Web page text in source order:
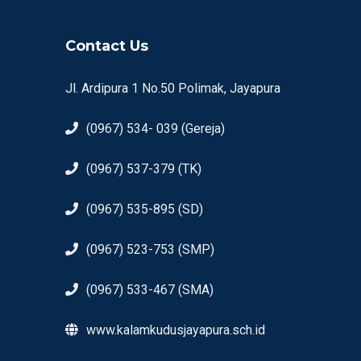
Contact Us
Jl. Ardipura 1 No.50 Polimak, Jayapura
(0967) 534- 039 (Gereja)
(0967) 537-379 (TK)
(0967) 535-895 (SD)
(0967) 523-753 (SMP)
(0967) 533-467 (SMA)
www.kalamkudusjayapura.sch.id